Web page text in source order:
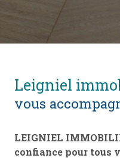
leigniel
vous
LEIGNIEL
confiance pour tous